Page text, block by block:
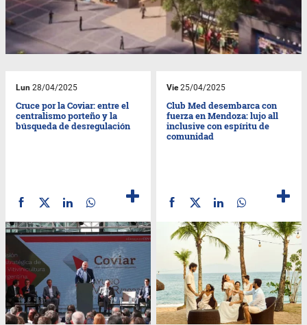
Lun 28/04/2025
Cruce por la Coviar: entre el
centralismo porteño y la
búsqueda de desregulación
Vie25/04/2025
Club Med desembarca con
fuerza en Mendoza: lujo all
inclusive con espíritu de
comunidad